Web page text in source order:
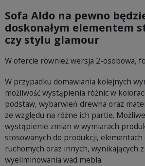
Sofa Aldo na pewno
doskonałym elementem
czy stylu glamour
W ofercie również wersja 2-osobowa,
W przypadku domawiania kolejnych
możliwość wystąpienia różnic w
podstaw, wybarwień drewna oraz
ze względu na różne ich partie.
wystąpienie zmian w wymiarach
stosowanych do produkcji, elementach
ruchomych oraz innych, wynikających
wyeliminowania wad mebla.